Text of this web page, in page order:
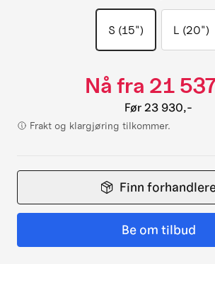
S (15") L (20")
Nå fra 21
Før 23 930,-
Frakt og klargjøring tilkommer.
Finn
Be om tilbud